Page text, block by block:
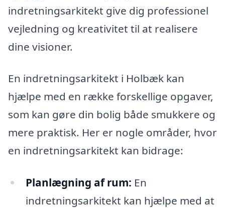
indretningsarkitekt give dig professionel
vejledning og kreativitet til at realisere
dine visioner.
En indretningsarkitekt i Holbæk kan
hjælpe med en række forskellige opgaver,
som kan gøre din bolig både smukkere og
mere praktisk. Her er nogle områder, hvor
en indretningsarkitekt kan bidrage:
Planlægning af rum: En
indretningsarkitekt kan hjælpe med at